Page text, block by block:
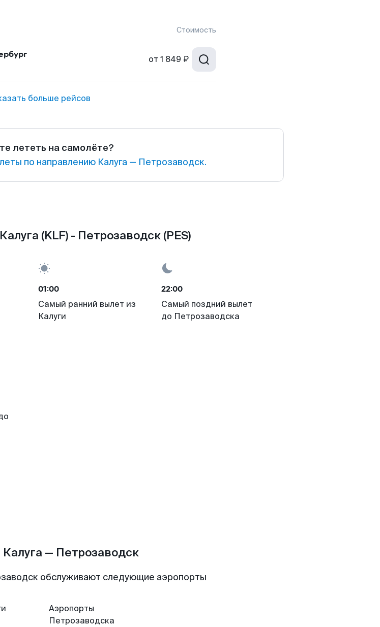
Стоимость
от 1 849 ₽
больше рейсов
лететь на самолёте?
по направлению Калуга — Петрозаводск.
(KLF) - Петрозаводск (PES)
01:00
Самый ранний вылет из
Калуги
22:00
Самый поздний вылет
до Петрозаводска
— Петрозаводск
обслуживают следующие аэропорты
Аэропорты
Петрозаводска